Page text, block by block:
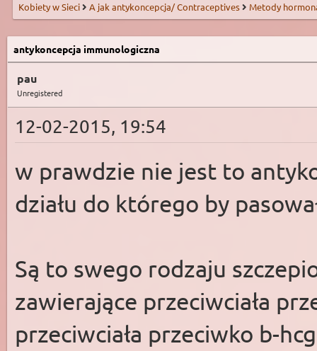
Kobiety w Sieci A jak antykoncepcja/ Contraceptives Metody
antykoncepcja immunologiczna
pau
Unregistered
12-02-2015, 19:54
w prawdzie nie jest to
działu do którego by
Są to swego rodzaju
zawierające przeciwciała
przeciwciała przeciwko b-